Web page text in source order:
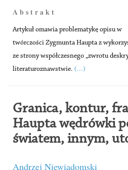
A b s t r a k t
Artykuł omawia problematykę opisu w
twórczości Zygmunta Haupta z
ze strony współczesnego „zwrotu
literaturoznawstwie. (...)
Granica, kontur,
Haupta wędrówki
światem, innym,
Andrzej Niewiadomski